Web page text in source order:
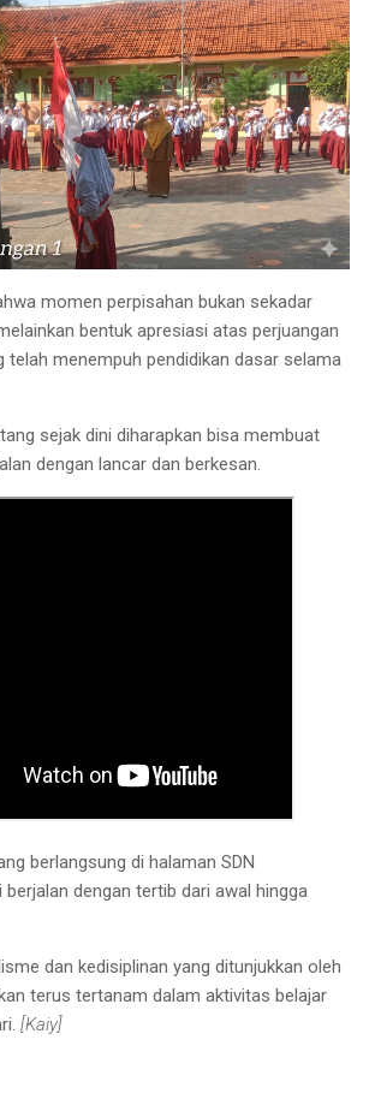
momen perpisahan bukan sekadar
bentuk apresiasi atas perjuangan
telah menempuh pendidikan dasar selama
sejak dini diharapkan bisa membuat
dengan lancar dan berkesan.
berlangsung di halaman SDN
berjalan dengan tertib dari awal hingga
dan kedisiplinan yang ditunjukkan oleh
terus tertanam dalam aktivitas belajar
[Kaiy]